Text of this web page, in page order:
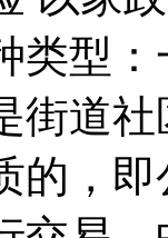
类型
街道
的，